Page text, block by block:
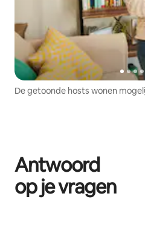
De getoonde hosts wonen
Antwoord
op je vragen